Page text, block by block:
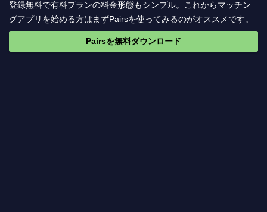
登録無料で有料プランの料金形態もシンプル。これからマッチン
グアプリを始める方はまずPairsを使ってみるのがオススメです。
Pairsを無料ダウンロード